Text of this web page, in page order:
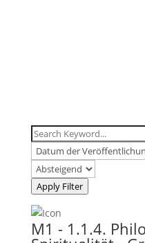
Apply Filter
M1 - 1.1.4.